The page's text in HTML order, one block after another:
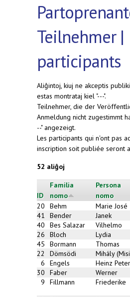
Teilnehmer |
participants
Aliĝintoj, kiuj ne akceptis
estas montrataj kiel "---".
Teilnehmer, die der
Anmeldung nicht zugestimmt
--" angezeigt.
Les participants qui n'ont pas
inscription soit publiée seront
52 aliĝoj
ID
Familia
nomo
Persona
nomo
20
Behm Marie José
41
Bender Janek
40
Bes Salazar Vilhelmo
26
Bloch Lydia
45
Bormann Thomas
22
Dömsödi Mihály
6
Engels Heinz Peter
30
Faber Werner
9
Fillmann Friederike